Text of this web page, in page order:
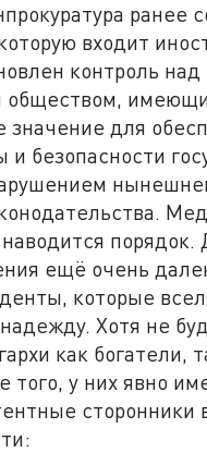
ранее
входит
контроль над
обществом,
значение для
и безопасности
порядок.
ещё очень
которые
Хотя не
как богатели,
того, у них явно
сторонники